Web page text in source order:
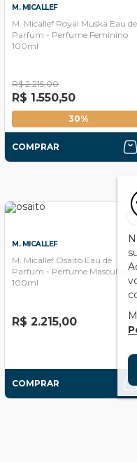
M. MICALLEF
M. Micallef Royal Muska Eau de
Parfum - Perfume Feminino
100ml
R$ 2.215,00
R$ 1.550,50
30%
COMPRAR
M. MICALLEF
M. Micallef Osaïto Eau de
Parfum - Perfume Masculino
100ml
R$ 2.215,00
COMPRAR